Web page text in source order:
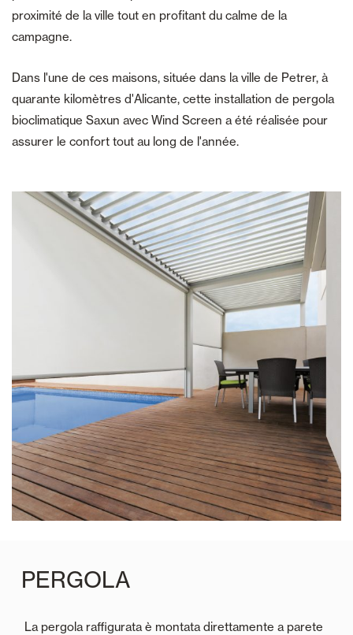
proximité de la ville tout en profitant du calme de la
campagne.
Dans l'une de ces maisons, située dans la ville de Petrer, à
quarante kilomètres d'Alicante, cette installation de pergola
bioclimatique Saxun avec Wind Screen a été réalisée pour
assurer le confort tout au long de l'année.
PERGOLA
La pergola raffigurata è montata direttamente a parete